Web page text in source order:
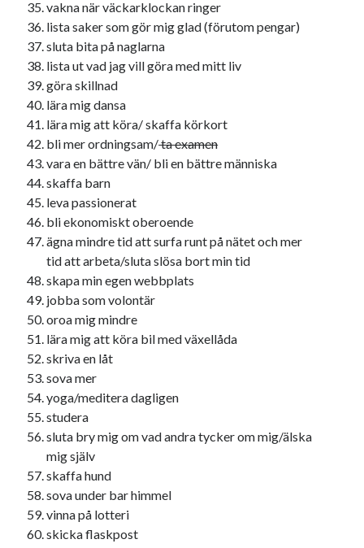
Pejpalla!
Swish: 070-8885542
vakna när väckarklockan ringer
lista saker som gör mig glad (förutom pengar)
sluta bita på naglarna
lista ut vad jag vill göra med mitt liv
göra skillnad
lära mig dansa
lära mig att köra/ skaffa körkort
bli mer ordningsam/ta examen
vara en bättre vän/ bli en bättre människa
skaffa barn
leva passionerat
bli ekonomiskt oberoende
ägna mindre tid att surfa runt på nätet och mer
tid att arbeta/sluta slösa bort min tid
skapa min egen webbplats
jobba som volontär
oroa mig mindre
lära mig att köra bil med växellåda
skriva en låt
sova mer
yoga/meditera dagligen
studera
sluta bry mig om vad andra tycker om mig/älska
mig själv
skaffa hund
sova under bar himmel
vinna på lotteri
skicka flaskpost